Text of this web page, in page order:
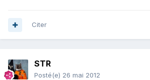
Citer
STR
Posté(e) 26 mai 2012